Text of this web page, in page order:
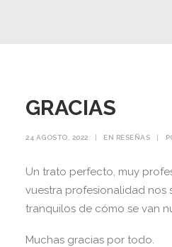
GRACIAS
24 AGOSTO, 2022 | EN RESEÑAS |
Un trato perfecto, muy
vuestra profesionalidad nos
tranquilos de cómo se van
Muchas gracias por todo.